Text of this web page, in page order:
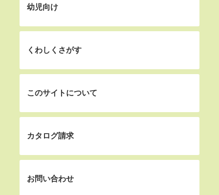
幼児向け
くわしくさがす
このサイトについて
カタログ請求
お問い合わせ